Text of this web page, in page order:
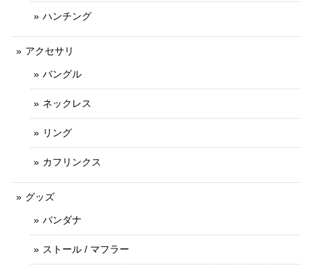
ハンチング
アクセサリ
バングル
ネックレス
リング
カフリンクス
グッズ
バンダナ
ストール / マフラー